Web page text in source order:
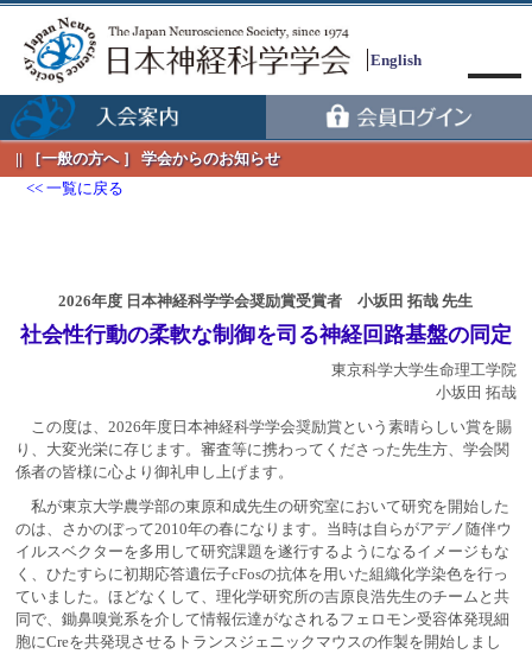
English
Menu
［一般の方へ ］ 学会からのお知らせ
一覧に戻る
2026年度 日本神経科学学会奨励賞受賞者 小坂田 拓哉 先生
社会性行動の柔軟な制御を司る神経回路基盤の同定
東京科学大学生命理工学院
小坂田 拓哉
この度は、2026年度日本神経科学学会奨励賞という素晴らしい賞を賜
り、大変光栄に存じます。審査等に携わってくださった先生方、学会関
係者の皆様に心より御礼申し上げます。
私が東京大学農学部の東原和成先生の研究室において研究を開始した
のは、さかのぼって2010年の春になります。当時は自らがアデノ随伴ウ
イルスベクターを多用して研究課題を遂行するようになるイメージもな
く、ひたすらに初期応答遺伝子cFosの抗体を用いた組織化学染色を行っ
ていました。ほどなくして、理化学研究所の吉原良浩先生のチームと共
同で、鋤鼻嗅覚系を介して情報伝達がなされるフェロモン受容体発現細
胞にCreを共発現させるトランスジェニックマウスの作製を開始しまし